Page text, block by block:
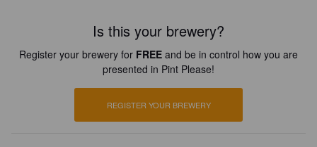
Is this your brewery?
Register your brewery for FREE and be in control how you are
presented in Pint Please!
REGISTER YOUR BREWERY